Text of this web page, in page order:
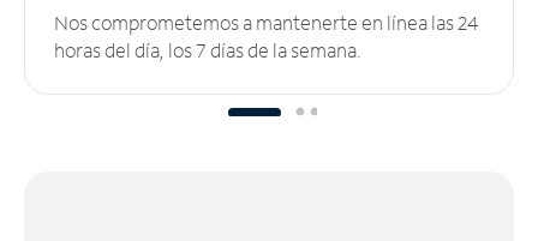
Nos comprometemos a mantenerte en línea las 24
horas del día, los 7 días de la semana.